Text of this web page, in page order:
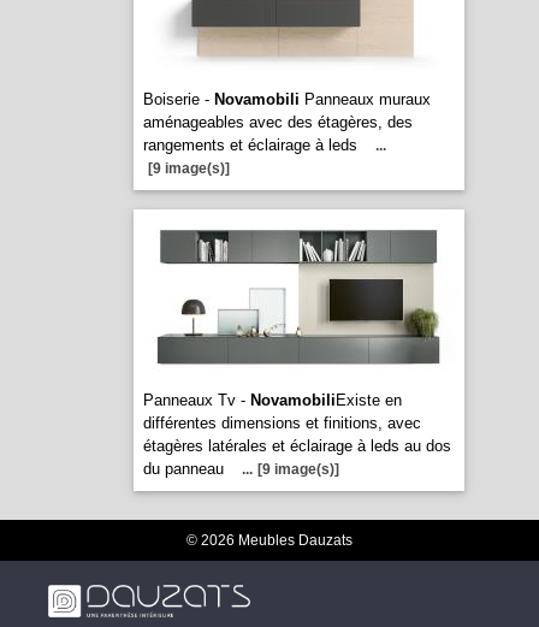
Boiserie - Novamobili Panneaux muraux
aménageables avec des étagères, des
rangements et éclairage à leds
...
[9 image(s)]
Panneaux Tv - Novamobili Existe en
différentes dimensions et finitions, avec
étagères latérales et éclairage à leds au dos
du panneau
... [9 image(s)]
© 2026 Meubles Dauzats